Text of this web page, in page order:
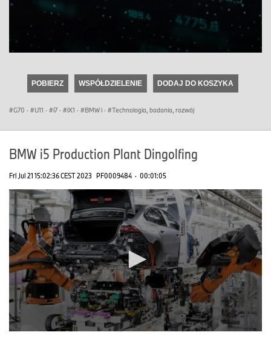
seconds
POBIERZ WSPÓŁDZIELENIE DODAJ DO KOSZYKA
G70 · U11 · i7 · iX1 · BMW i · Technologia, badania, rozwój
BMW i5 Production Plant Dingolfing
Fri Jul 21 15:02:36 CEST 2023 PF0009484 · 00:01:05